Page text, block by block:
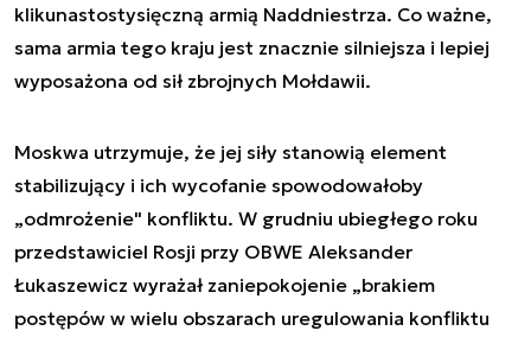
klikunastostysięczną armią Naddniestrza. Co ważne,
sama armia tego kraju jest znacznie silniejsza i lepiej
wyposażona od sił zbrojnych Mołdawii.
Moskwa utrzymuje, że jej siły stanowią element
stabilizujący i ich wycofanie spowodowałoby
„odmrożenie" konfliktu. W grudniu ubiegłego roku
przedstawiciel Rosji przy OBWE Aleksander
Łukaszewicz wyrażał zaniepokojenie „brakiem
postępów w wielu obszarach uregulowania konfliktu